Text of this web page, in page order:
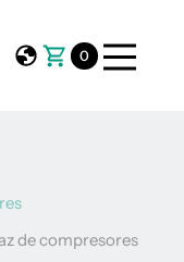
0
de compresores